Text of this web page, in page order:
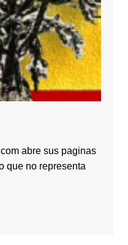
abre sus paginas
que no representa